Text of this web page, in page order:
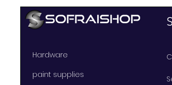
Hardware
paint supplies